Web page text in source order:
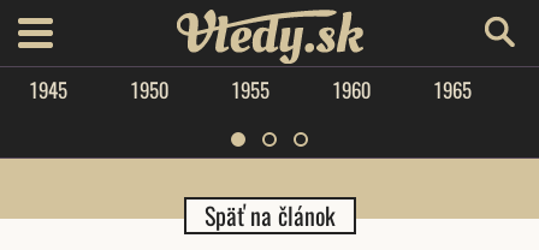
menu Vtedy.sk
1945 1950 1955 1960 1965
Späť na článok